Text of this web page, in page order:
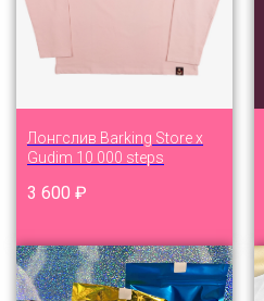
Лонгслив Barking Store x
Gudim 10 000 steps
3 600 ₽